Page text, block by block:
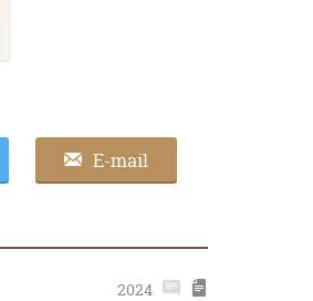
E-mail
2024